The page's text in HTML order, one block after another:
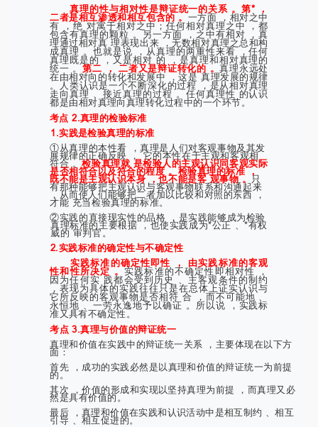
真理的性与相对性是辩证统一的关系 。第* ，
二者是相互渗透和相互包含的 。一方面 ，相对之中
有 ，绝 对寓于相对之中；任何相对真理之中 ，都
包含有真理的颗粒 。另一方面 ，之中有相对 ，真
理通过相对真 理表现出来 ，无数相对真理之总和构
成真理 。也就是说 ，从真理的两重性来看 ，任何
真理既是的 ，又是相对 的 ，是真理和相对真理的
统一 。第二 ， 二者又是辩证转化的 。真理永远处
在由相对向的转化和发展中 ，这是 真理发展的规律
。人类认识是一个不断深化的过程 ，是从相对真理
走向真理 、接近真理的过程 。任何真理性 的认识
都是由相对真理向真理转化过程中的一个环节。
考点 2.真理的检验标准
1.实践是检验真理的标准
①从真理的本性看 ，真理是人们对客观事物及其发
展规律的正确反映 ， 它的本性在于主观和客观相
符合 。检验真理就 是检验人的主观认识同客观实际
是否相符合以及符合的程度 。检验真理的标准 ，
既不能是主观认识本身 ，也不能是客 观事物 。 只
有那种能够把主观认识与客观事物联系和沟通起来
，从而使人们能够把二者加以比较和对照的东西 ，
才能 充当检验真理的标准。
②实践的直接现实性的品格 ，是实践能够成为检验
真理标准的主要根据 ，也使实践成为*公正 、*有权
威的 审判官。
2.实践标准的确定性与不确定性
实践标准的确定性即性 ， 由实践标准的客观
性和性所决定 。实践标准的不确定性即相对性 ，
因为任何实 践都会受到历史 、主客观条件的制约
，表现为具体的实践往往只是在总体上证实认识与
它所反映的客观事物是否相符 合 ，而不可能地 、
永恒地 、一劳永逸地予以确证 。所以说 ，实践标
准又具有不确定性。
考点 3.真理与价值的辩证统一
真理和价值在实践中的辩证统一关系 ，主要体现在以下方
面：
首先 ，成功的实践必然是以真理和价值的辩证统一为前提
的。
其次 ，价值的形成和实现以坚持真理为前提 ，而真理又必
然是具有价值的。
最后 ，真理和价值在实践和认识活动中是相互制约 、相互
引导 、相互促进的。